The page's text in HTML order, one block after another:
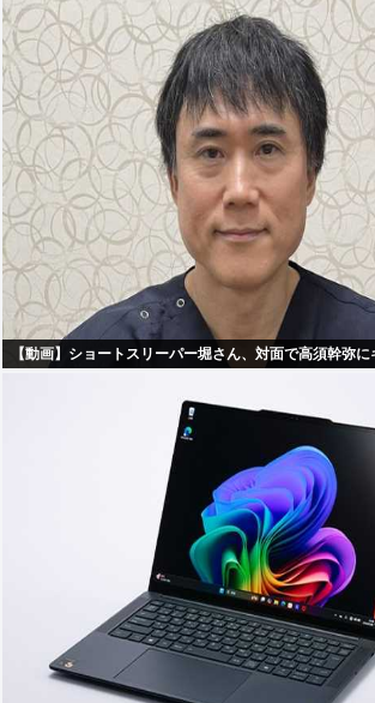
【動画】ショートスリーパー堀さん、対面で高須幹弥に